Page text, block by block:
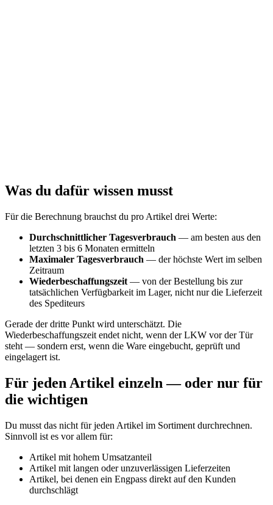
Was du dafür wissen musst
Für die Berechnung brauchst du pro Artikel drei Werte:
Durchschnittlicher Tagesverbrauch — am besten aus den
letzten 3 bis 6 Monaten ermitteln
Maximaler Tagesverbrauch — der höchste Wert im selben
Zeitraum
Wiederbeschaffungszeit — von der Bestellung bis zur
tatsächlichen Verfügbarkeit im Lager, nicht nur die Lieferzeit
des Spediteurs
Gerade der dritte Punkt wird unterschätzt. Die
Wiederbeschaffungszeit endet nicht, wenn der LKW vor der Tür
steht — sondern erst, wenn die Ware eingebucht, geprüft und
eingelagert ist.
Für jeden Artikel einzeln — oder nur für
die wichtigen
Du musst das nicht für jeden Artikel im Sortiment durchrechnen.
Sinnvoll ist es vor allem für:
Artikel mit hohem Umsatzanteil
Artikel mit langen oder unzuverlässigen Lieferzeiten
Artikel, bei denen ein Engpass direkt auf den Kunden
durchschlägt